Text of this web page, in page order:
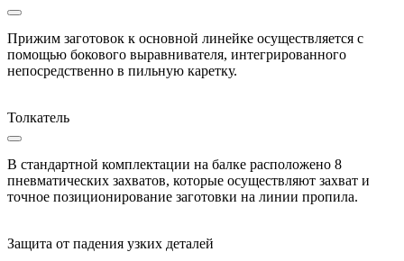
Прижим заготовок к основной линейке осуществляется с
помощью бокового выравнивателя, интегрированного
непосредственно в пильную каретку.
Толкатель
В стандартной комплектации на балке расположено 8
пневматических захватов, которые осуществляют захват и
точное позиционирование заготовки на линии пропила.
Защита от падения узких деталей